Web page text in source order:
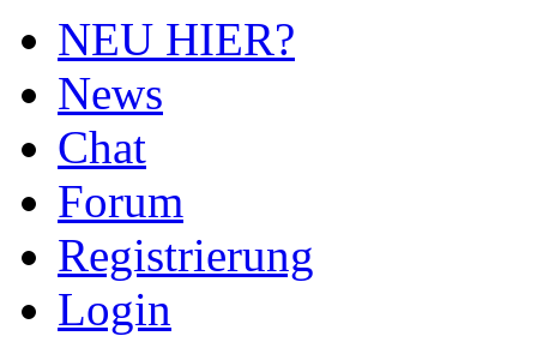
NEU HIER?
News
Chat
Forum
Registrierung
Login